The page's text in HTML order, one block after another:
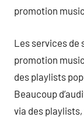
promotion
Les services de
promotion
des playlists
Beaucoup
via des